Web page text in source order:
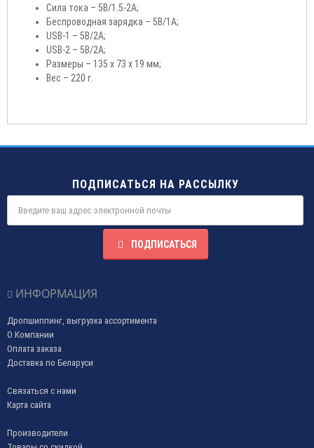
Сила тока – 5В/1.5-2А;
Беспроводная зарядка – 5В/1А;
USB-1 – 5В/2А;
USB-2 – 5В/2А;
Размеры – 135 х 73 х 19 мм;
Вес – 220 г.
ПОДПИСАТЬСЯ НА РАССЫЛКУ
ПОДПИСАТЬСЯ
ИНФОРМАЦИЯ
Дропшиппинг, выгрузка ассортимента
О Компании
Оплата заказа
Доставка по Беларуси
Связаться с нами
Карта сайта
Производители